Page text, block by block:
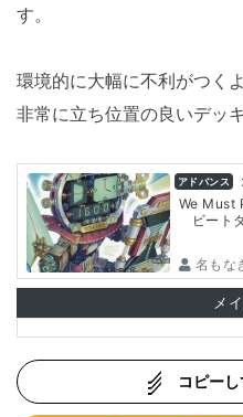
す。
環境的に大幅に不利がつく
非常に立ち位置の良いデッ
アドバンス
We Must
ビート
名もな
メ
コピー